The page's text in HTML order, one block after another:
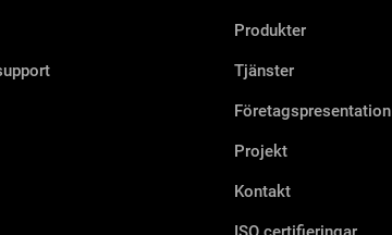
Produkter
Tjänster
Företagspresentation
Projekt
Kontakt